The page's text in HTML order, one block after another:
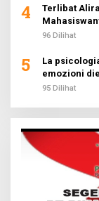
4
Terlibat
96 Dilihat
5
La
emozioni
95 Dilihat